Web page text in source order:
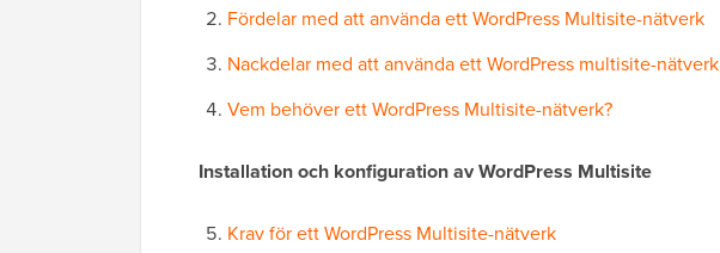
Fördelar med att använda ett WordPress Multisite-nätverk
Nackdelar med att använda ett WordPress multisite-nätverk
Vem behöver ett WordPress Multisite-nätverk?
Installation och konfiguration av WordPress Multisite
Krav för ett WordPress Multisite-nätverk